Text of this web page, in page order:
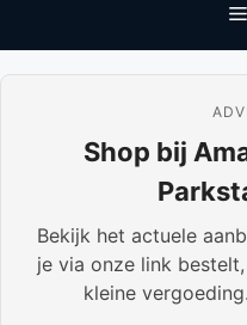
Shop bij
Bekijk het actuele
je via onze link
kleine